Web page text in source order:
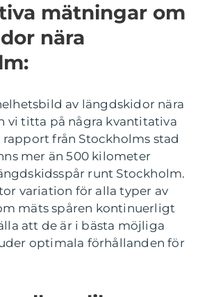
mätningar om
nära
av längdskidor nära
vi titta på några kvantitativa
från Stockholms stad
mer än 500 kilometer
runt Stockholm.
variation för alla typer av
mäts spåren kontinuerligt
att de är i bästa möjliga
optimala förhållanden för